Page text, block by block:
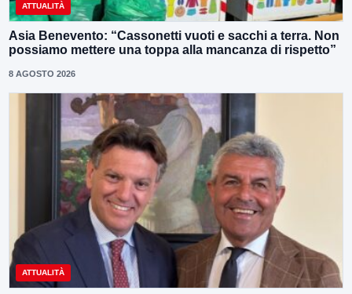
ATTUALITÀ
Asia Benevento: “Cassonetti vuoti e sacchi a terra. Non
possiamo mettere una toppa alla mancanza di rispetto”
8 AGOSTO 2026
ATTUALITÀ